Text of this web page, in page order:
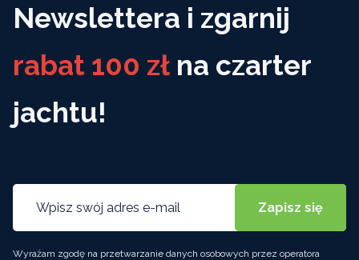
Newslettera i zgarnij
rabat 100 zł na czarter
jachtu!
Wyrażam zgodę na przetwarzanie danych osobowych przez operatora